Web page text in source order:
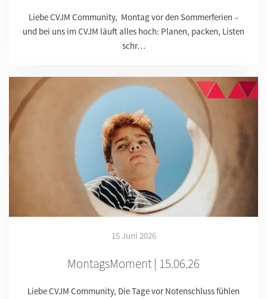
Liebe CVJM Community, Montag vor den Sommerferien –
und bei uns im CVJM läuft alles hoch: Planen, packen, Listen
schr…
15 Juni 2026
MontagsMoment | 15.06.26
Liebe CVJM Community, Die Tage vor Notenschluss fühlen